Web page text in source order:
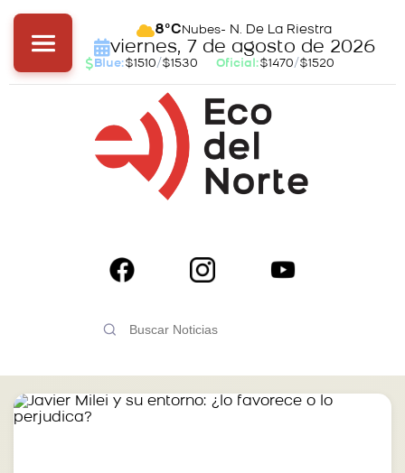
8°C Nubes- N. De La Riestra
viernes, 7 de agosto de 2026
Blue:$1510/$1530 Oficial:$1470/$1520